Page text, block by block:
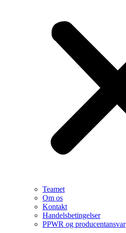
Teamet
Om os
Kontakt
Handelsbetingelser
PPWR og producentansvar